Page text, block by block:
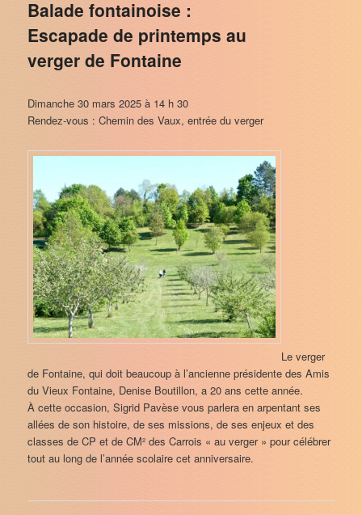
Balade fontainoise :
Escapade de printemps au
verger de Fontaine
Dimanche 30 mars 2025 à 14 h 30
Rendez-vous : Chemin des Vaux, entrée du verger
Le verger
de Fontaine, qui doit beaucoup à l’ancienne présidente des Amis
du Vieux Fontaine, Denise Boutillon, a 20 ans cette année.
À cette occasion, Sigrid Pavèse vous parlera en arpentant ses
allées de son histoire, de ses missions, de ses enjeux et des
classes de CP et de CM² des Carrois « au verger » pour célébrer
tout au long de l’année scolaire cet anniversaire.